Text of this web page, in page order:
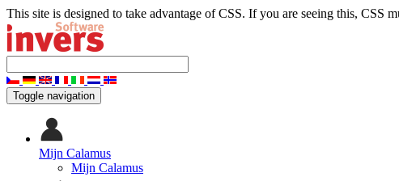
This site is designed to take advantage of CSS. If you are seeing this,
Toggle navigation
Mijn Calamus
Mijn Calamus